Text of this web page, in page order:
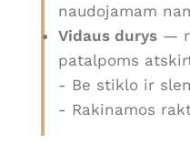
naudojamam
Vidaus durys —
patalpoms
- Be stiklo ir
- Rakinamos